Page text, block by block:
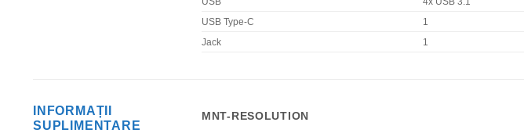
USB Type-C
1
Jack
1
INFORMAȚII
SUPLIMENTARE
MNT-RESOLUTION